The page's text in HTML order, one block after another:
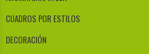
CUADROS POR ESTILOS
DECORACIÓN